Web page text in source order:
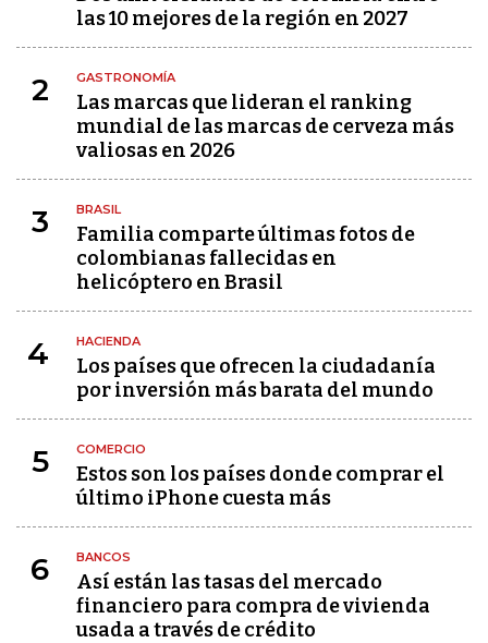
las 10 mejores de la región en 2027
2 GASTRONOMÍA
Las marcas que lideran el ranking
mundial de las marcas de cerveza más
valiosas en 2026
3 BRASIL
Familia comparte últimas fotos de
colombianas fallecidas en
helicóptero en Brasil
4 HACIENDA
Los países que ofrecen la ciudadanía
por inversión más barata del mundo
5 COMERCIO
Estos son los países donde comprar el
último iPhone cuesta más
6 BANCOS
Así están las tasas del mercado
financiero para compra de vivienda
usada a través de crédito